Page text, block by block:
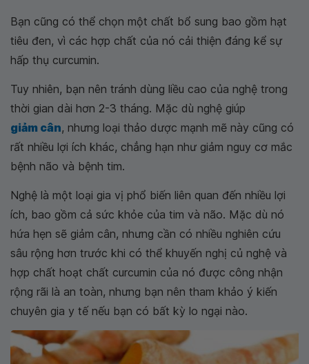
Bạn cũng có thể chọn một chất bổ sung bao gồm hạt
tiêu đen, vì các hợp chất của nó cải thiện đáng kể sự
hấp thụ curcumin.
Tuy nhiên, bạn nên tránh dùng liều cao của nghệ trong
thời gian dài hơn 2-3 tháng. Mặc dù nghệ giúp
giảm cân, nhưng loại thảo dược mạnh mẽ này cũng có
rất nhiều lợi ích khác, chẳng hạn như giảm nguy cơ mắc
bệnh não và bệnh tim.
Nghệ là một loại gia vị phổ biến liên quan đến nhiều lợi
ích, bao gồm cả sức khỏe của tim và não. Mặc dù nó
hứa hẹn sẽ giảm cân, nhưng cần có nhiều nghiên cứu
sâu rộng hơn trước khi có thể khuyến nghị củ nghệ và
hợp chất hoạt chất curcumin của nó được công nhận
rộng rãi là an toàn, nhưng bạn nên tham khảo ý kiến ​​
chuyên gia y tế nếu bạn có bất kỳ lo ngại nào.